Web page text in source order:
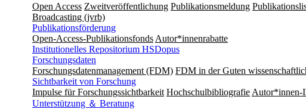
Open Access Zweitveröffentlichung Publikationsmeldung
Broadcasting (jvrb)
Publikationsförderung
Open-Access-Publikationsfonds Autor*innenrabatte
Institutionelles Repositorium HSDopus
Forschungsdaten
Forschungsdatenmanagement (FDM) FDM in der Guten
Sichtbarkeit von Forschung
Impulse für Forschungssichtbarkeit Hochschulbibliografie
Unterstützung ＆ Beratung